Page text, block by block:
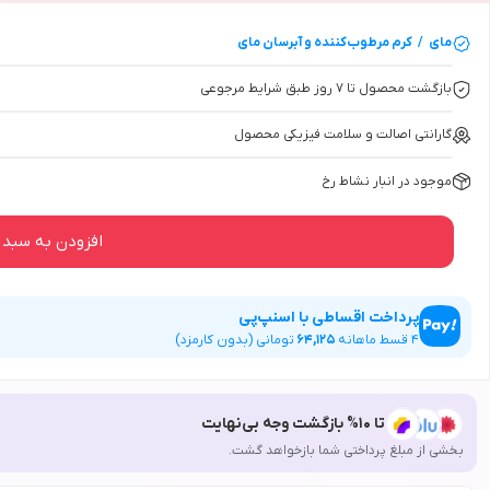
مای / کرم مرطوب‌کننده و آبرسانمای
بازگشت محصول تا ۷ روز طبق شرایط مرجوعی
گارانتی اصالت و سلامت فیزیکی محصول
موجود در انبار نشاط رخ
افزودن به
پرداخت اقساطی با اسنپ‌پی
4 قسط ماهانه 64,125 تومانی (بدون کارمزد)
تا 10% بازگشت وجه بی‌نهایت
بخشی از مبلغ پرداختی شما بازخواهد گشت.